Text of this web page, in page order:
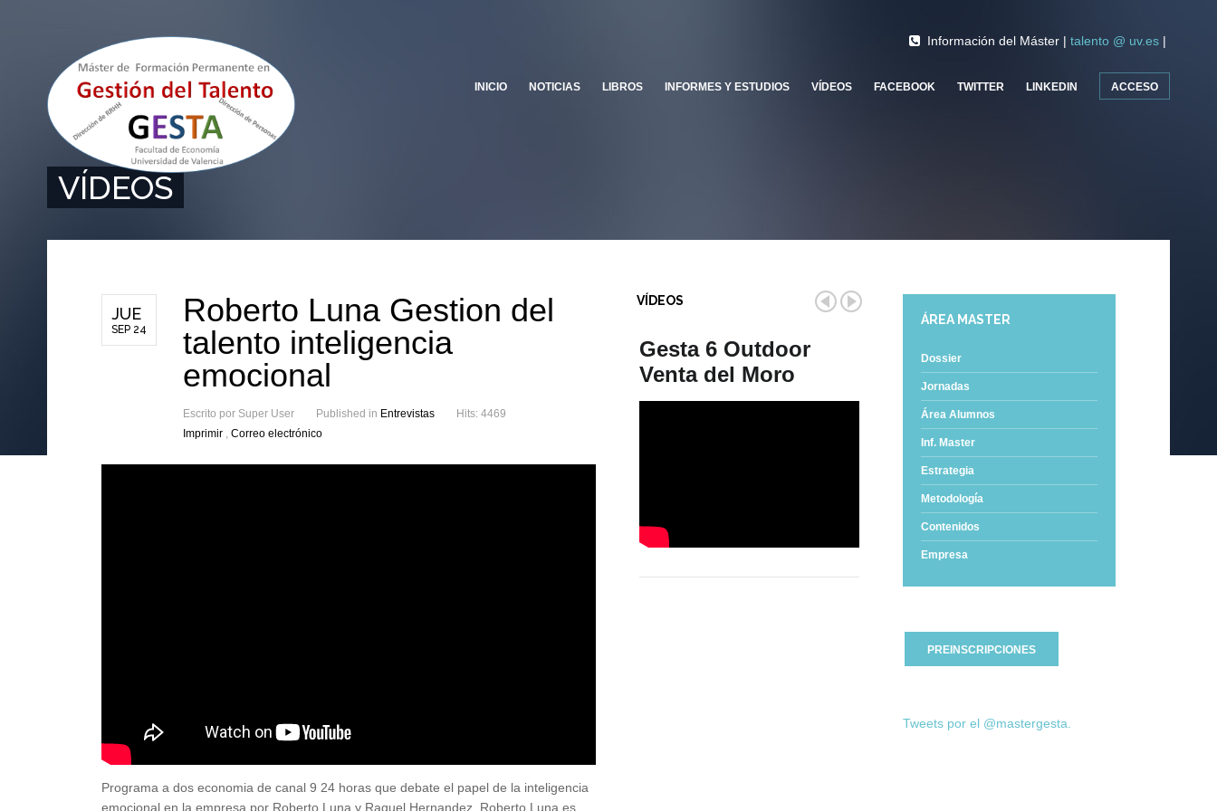
Información del Máster | talento @ uv.es |
INICIO NOTICIAS LIBROS INFORMES Y ESTUDIOS VÍDEOS FACEBOOK TWITTER LINKEDIN ACCESO
VÍDEOS
JUE
SEP 24
Roberto Luna Gestion del
talento inteligencia
emocional
Escrito por Super User Published in Entrevistas
Hits: 4469
Imprimir , Correo electrónico
Programa a dos economia de canal 9 24 horas que debate el papel de la inteligencia
emocional en la empresa por Roberto Luna y Raquel Hernandez. Roberto Luna es
VÍDEOS
PrevNext
Gesta 6 Outdoor
Venta del Moro
ÁREA MASTER
Dossier
Jornadas
Área Alumnos
Inf. Master
Estrategia
Metodología
Contenidos
Empresa
PREINSCRIPCIONES
Tweets por el @mastergesta.